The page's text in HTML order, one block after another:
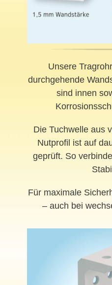
Unsere
durchgehende
sind innen
Die Tuchwelle aus
Nutprofil ist auf
geprüft. So
Für maximale
– auch bei